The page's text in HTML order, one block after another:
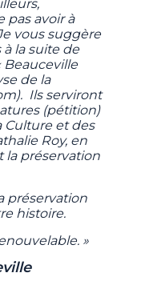
pas avoir à
vous suggère
la suite de
Beauceville
de la
Ils serviront
(pétition)
Culture et des
Roy, en
la préservation
préservation
histoire.
»